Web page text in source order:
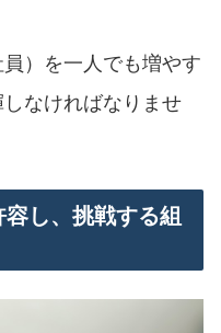
）を一人でも増やす
なければなりませ
し、挑戦する組